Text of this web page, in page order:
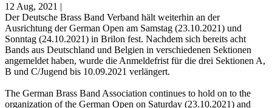
12 Aug, 2021 |
Der Deutsche Brass Band Verband hält weiterhin an der
Ausrichtung der German Open am Samstag (23.10.2021) und
Sonntag (24.10.2021) in Brilon fest. Nachdem sich bereits acht
Bands aus Deutschland und Belgien in verschiedenen Sektionen
angemeldet haben, wurde die Anmeldefrist für die drei Sektionen A,
B und C/Jugend bis 10.09.2021 verlängert.
The German Brass Band Association continues to hold on to the
organization of the German Open on Saturday (23.10.2021) and